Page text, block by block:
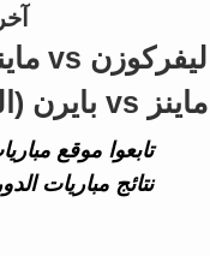
ليفركوزن vs ماينز (الدوري الألماني) - N/A
ماينز vs بايرن (الدوري الألماني) - N/A
تابعوا موقع
نتائج مباريات